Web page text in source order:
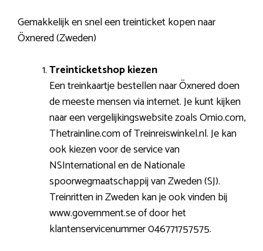
Gemakkelijk en snel een treinticket kopen naar
Öxnered (Zweden)
Treinticketshop kiezen
Een treinkaartje bestellen naar Öxnered doen
de meeste mensen via internet. Je kunt kijken
naar een vergelijkingswebsite zoals Omio.com,
Thetrainline.com of Treinreiswinkel.nl. Je kan
ook kiezen voor de service van
NSInternational en de Nationale
spoorwegmaatschappij van Zweden (SJ).
Treinritten in Zweden kan je ook vinden bij
www.government.se of door het
klantenservicenummer 046771757575.